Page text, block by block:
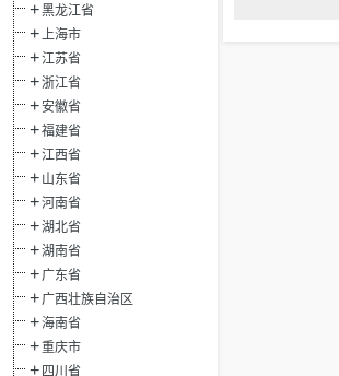
黑龙江省
上海市
江苏省
浙江省
安徽省
福建省
江西省
山东省
河南省
湖北省
湖南省
广东省
广西壮族自治区
海南省
重庆市
四川省